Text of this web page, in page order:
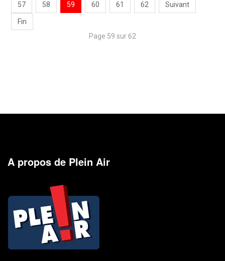
57 58 59 60 61 62 Suivant
Fin
Page 59 sur 62
A propos de Plein Air